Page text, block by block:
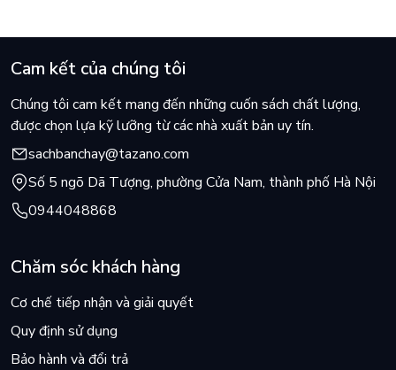
Cam kết của chúng tôi
Chúng tôi cam kết mang đến những cuốn sách chất lượng,
được chọn lựa kỹ lưỡng từ các nhà xuất bản uy tín.
sachbanchay@tazano.com
Số 5 ngõ Dã Tượng, phường Cửa Nam, thành phố Hà Nội
0944048868
Chăm sóc khách hàng
Cơ chế tiếp nhận và giải quyết
Quy định sử dụng
Bảo hành và đổi trả